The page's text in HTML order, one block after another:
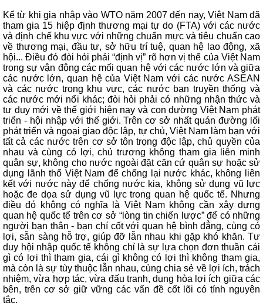
Kể từ khi gia nhập vào WTO năm 2007 đến nay, Việt Nam đã
tham gia 15 hiệp định thương mại tự do (FTA) với các nước
và định chế khu vực với những chuẩn mực và tiêu chuẩn cao
về thương mại, đầu tư, sở hữu trí tuệ, quan hệ lao động, xã
hội... Điều đó đòi hỏi phải “định vị” rõ hơn vị thế của Việt Nam
trong sự vận động các mối quan hệ với các nước lớn và giữa
các nước lớn, quan hệ của Việt Nam với các nước ASEAN
và các nước trong khu vực, các nước bạn truyền thống và
các nước mới nổi khác; đòi hỏi phải có những nhận thức và
tư duy mới về thế giới hiện nay và con đường Việt Nam phát
triển - hội nhập với thế giới. Trên cơ sở nhất quán đường lối
phát triển và ngoại giao độc lập, tự chủ, Việt Nam làm bạn với
tất cả các nước trên cơ sở tôn trọng độc lập, chủ quyền của
nhau và cùng có lợi, chủ trương không tham gia liên minh
quân sự, không cho nước ngoài đặt căn cứ quân sự hoặc sử
dụng lãnh thổ Việt Nam để chống lại nước khác, không liên
kết với nước này để chống nước kia, không sử dụng vũ lực
hoặc đe dọa sử dụng vũ lực trong quan hệ quốc tế. Nhưng
điều đó không có nghĩa là Việt Nam không cần xây dựng
quan hệ quốc tế trên cơ sở “lòng tin chiến lược” để có những
người bạn thân - bạn chí cốt với quan hệ bình đẳng, cùng có
lợi, sẵn sàng hỗ trợ, giúp đỡ lẫn nhau khi gặp khó khăn. Tư
duy hội nhập quốc tế không chỉ là sự lựa chọn đơn thuần cái
gì có lợi thì tham gia, cái gì không có lợi thì không tham gia,
mà còn là sự tùy thuộc lẫn nhau, cùng chia sẻ về lợi ích, trách
nhiệm, vừa hợp tác, vừa đấu tranh, dung hòa lợi ích giữa các
bên, trên cơ sở giữ vững các vấn đề cốt lõi có tính nguyên
tắc.